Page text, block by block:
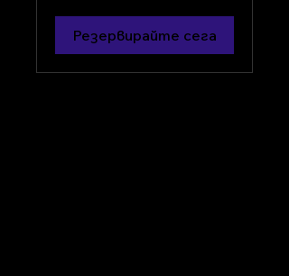
Резервирайте сега